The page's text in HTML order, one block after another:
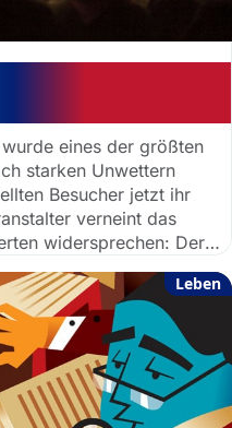
eines der größten
starken Unwettern
Besucher jetzt ihr
verneint das
widersprechen: Der
werden.
Leben